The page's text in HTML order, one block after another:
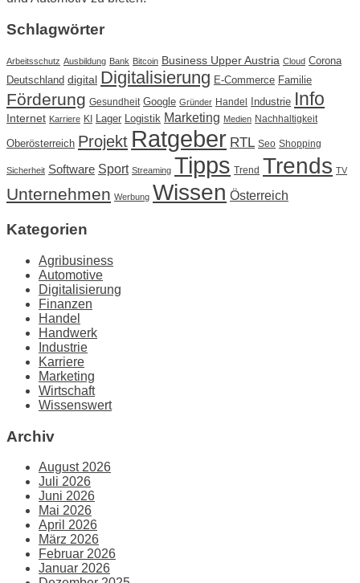
Schlagwörter
Arbeitsschutz Ausbildung Bank Bitcoin Business Upper Austria Cloud Corona
Deutschland digital Digitalisierung E-Commerce Familie
Förderung Gesundheit Google Gründer Handel Industrie Info
Internet Karriere KI Lager Logistik Marketing Medien Nachhaltigkeit
Oberösterreich Projekt Ratgeber RTL Seo Shopping
Sicherheit Software Sport Streaming Tipps Trend Trends TV
Unternehmen Werbung Wissen Österreich
Kategorien
Agribusiness
Automotive
Digitalisierung
Finanzen
Handel
Handwerk
Industrie
Karriere
Marketing
Wirtschaft
Wissenswert
Archiv
August 2026
Juli 2026
Juni 2026
Mai 2026
April 2026
März 2026
Februar 2026
Januar 2026